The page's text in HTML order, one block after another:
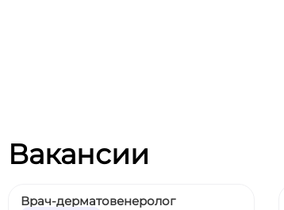
Вакансии
Врач-дерматовенеролог